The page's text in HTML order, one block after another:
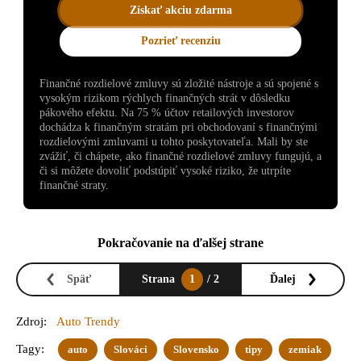
Získať akciu zdarma
Pozrieť recenziu
Finančné rozdielové zmluvy sú zložité nástroje a sú spojené s
vysokým rizikom rýchlych finančných strát v dôsledku
pákového efektu. Na 75 % účtov retailových investorov
dochádza k finančným stratám pri obchodovaní s finančnými
rozdielovými zmluvami u tohto poskytovateľa. Mali by ste
zvážiť, či chápete, ako finančné rozdielové zmluvy fungujú, a
či si môžete dovoliť podstúpiť vysoké riziko, že utrpíte
finančné straty.
Pokračovanie na ďalšej strane
Späť Strana 1 / 2 Ďalej
Zdroj: Auto Trendy
Tagy: auto Slováci Slovensko tipy zemiak